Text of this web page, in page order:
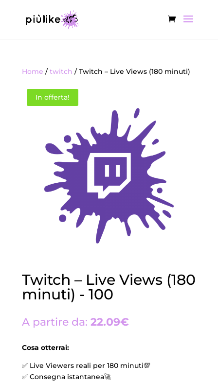
Home /twitch / Twitch – Live Views (180 minuti)
In offerta!
Twitch – Live Views (180
minuti) - 100
A partire da: 22.09€
Cosa otterrai:
✅ Live Viewers reali per 180 minuti💯
✅ Consegna istantanea🚀